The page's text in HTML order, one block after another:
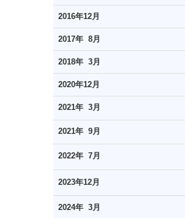
2016年12月
2017年 8月
2018年 3月
2020年12月
2021年 3月
2021年 9月
2022年 7月
2023年12月
2024年 3月